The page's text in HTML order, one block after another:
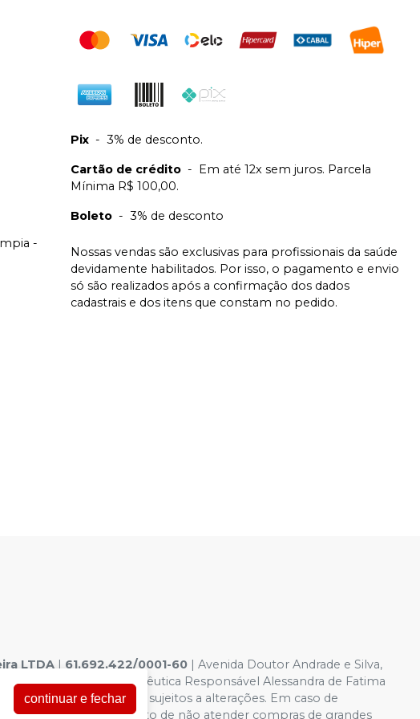
-
Pix - 3% de desconto.
Cartão de crédito - Em até 12x sem juros. Parcela
Mínima R$ 100,00.
Boleto - 3% de desconto
Nossas vendas são exclusivas para profissionais da saúde
devidamente habilitados. Por isso, o pagamento e envio
só são realizados após a confirmação dos dados
cadastrais e dos itens que constam no pedido.
LTDA | 61.692.422/0001-60 | Avenida Doutor Andrade e Silva,
1.06.958-8 Farmacêutica Responsável Alessandra de Fatima
da loja virtual estão sujeitos a alterações. Em caso de
nos reservamos o direito de não atender compras de grandes
continuar e fechar